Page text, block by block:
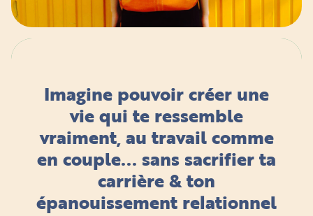
Imagine pouvoir créer une
vie qui te ressemble
vraiment, au travail comme
en couple... sans sacrifier ta
carrière & ton
épanouissement relationnel